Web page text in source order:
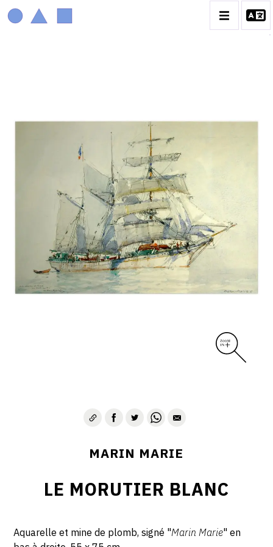
BIOGRAPHIE
CATALOGUE DES OEUVRES
CONTACT
MARIN MARIE
LE MORUTIER BLANC
Aquarelle et mine de plomb, signé "Marin Marie" en